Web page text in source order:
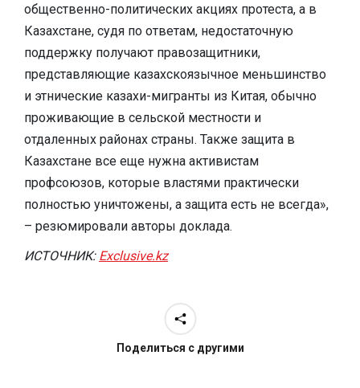
общественно-политических акциях протеста, а в
Казахстане, судя по ответам, недостаточную
поддержку получают правозащитники,
представляющие казахскоязычное меньшинство
и этнические казахи-мигранты из Китая, обычно
проживающие в сельской местности и
отдаленных районах страны. Также защита в
Казахстане все еще нужна активистам
профсоюзов, которые властями практически
полностью уничтожены, а защита есть не всегда»,
– резюмировали авторы доклада.
ИСТОЧНИК: Exclusive.kz
Поделиться с другими